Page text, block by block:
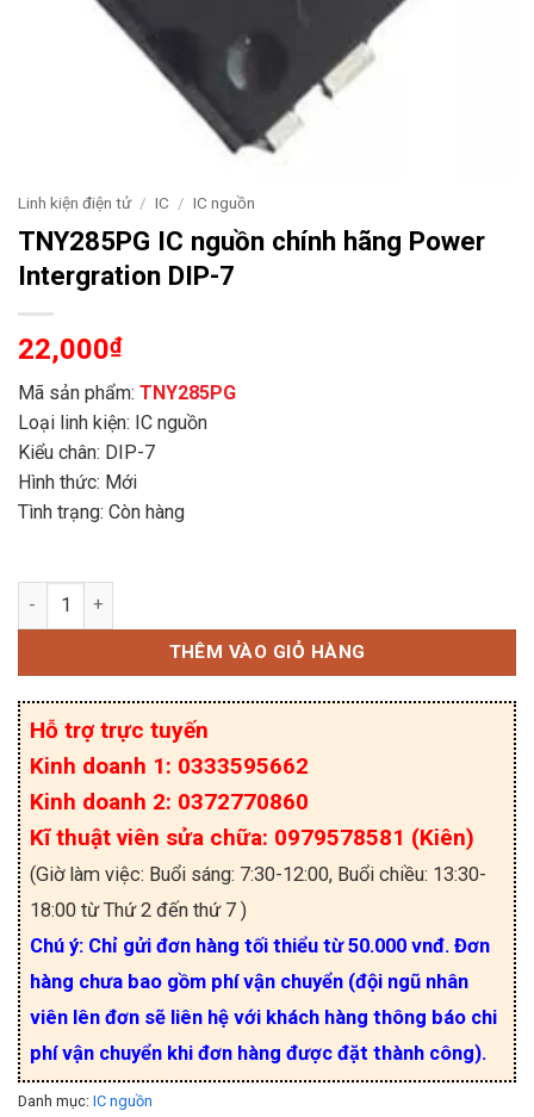
Linh kiện điện tử / IC / IC nguồn
TNY285PG IC nguồn chính hãng Power
Intergration DIP-7
22,000₫
Mã sản phẩm: TNY285PG
Loại linh kiện: IC nguồn
Kiểu chân: DIP-7
Hình thức: Mới
Tình trạng: Còn hàng
TNY285PG IC nguồn chính hãng Power
THÊM VÀO GIỎ HÀNG
Hỗ trợ trực tuyến
Kinh doanh 1: 0333595662
Kinh doanh 2: 0372770860
Kĩ thuật viên sửa chữa: 0979578581 (Kiên)
(Giờ làm việc: Buổi sáng: 7:30-12:00, Buổi chiều: 13:30-
18:00 từ Thứ 2 đến thứ 7 )
Chú ý: Chỉ gửi đơn hàng tối thiểu từ 50.000 vnđ. Đơn
hàng chưa bao gồm phí vận chuyển (đội ngũ nhân
viên lên đơn sẽ liên hệ với khách hàng thông báo chi
phí vận chuyển khi đơn hàng được đặt thành công).
Danh mục: IC nguồn